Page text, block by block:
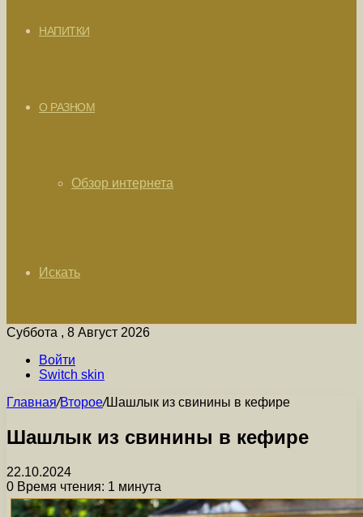
НАПИТКИ
О РАЗНОМ
Обзор интернета
Искать
Суббота , 8 Август 2026
Войти
Switch skin
Главная/Второе/Шашлык из свинины в кефире
Шашлык из свинины в кефире
22.10.2024
0 Время чтения: 1 минута